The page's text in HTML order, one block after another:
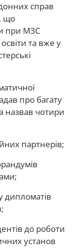
справ
що
при МЗС
та вже у
про багату
назвав чотири
партнерів;
дипломатів
до роботи
установ